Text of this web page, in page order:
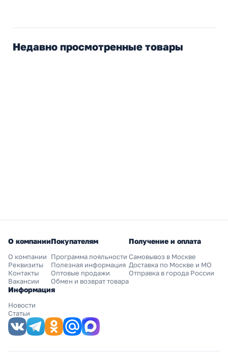
Недавно просмотренные товары
О компании
О компании
Реквизиты
Контакты
Вакансии
Покупателям
Программа лояльности
Полезная информация
Оптовые продажи
Обмен и возврат товара
Получение и оплата
Самовывоз в Москве
Доставка по Москве и МО
Отправка в города России
Информация
Новости
Статьи